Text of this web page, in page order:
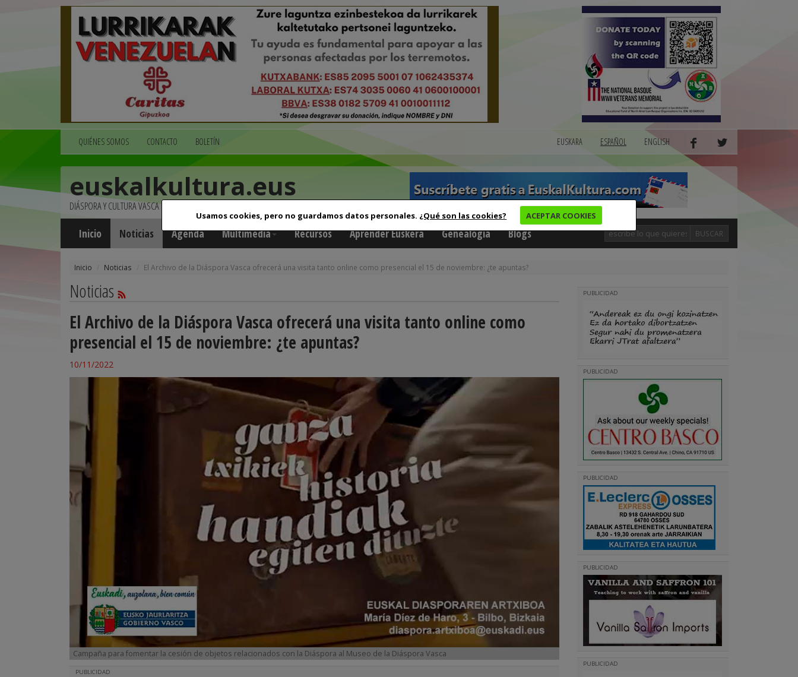
Usamos cookies, pero no guardamos datos personales. ¿Qué son las cookies? ACEPTAR COOKIES
QUIÉNES SOMOS CONTACTO BOLETÍN EUSKARA ESPAÑOL ENGLISH
euskalkultura.eus
DIÁSPORA Y CULTURA VASCA
Inicio Noticias Agenda Multimedia Recursos Aprender Euskera Genealogía Blogs BUSCAR
Inicio Noticias El Archivo de la Diáspora Vasca ofrecerá una visita tanto online como presencial el 15 de noviembre: ¿te apuntas?
Noticias
El Archivo de la Diáspora Vasca ofrecerá una visita tanto online como
presencial el 15 de noviembre: ¿te apuntas?
10/11/2022
Campaña para fomentar la cesión de objetos relacionados con la Diáspora al Museo de la Diáspora Vasca
PUBLICIDAD
PUBLICIDAD
PUBLICIDAD
PUBLICIDAD
PUBLICIDAD
PUBLICIDAD